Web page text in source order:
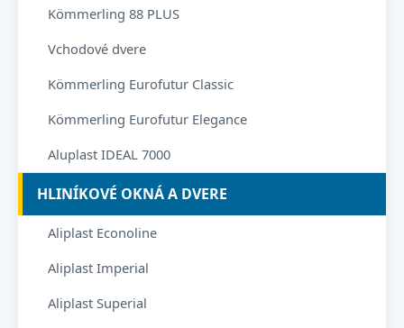
Kömmerling 88 PLUS
Vchodové dvere
Kömmerling Eurofutur Classic
Kömmerling Eurofutur Elegance
Aluplast IDEAL 7000
HLINÍKOVÉ OKNÁ A DVERE
Aliplast Econoline
Aliplast Imperial
Aliplast Superial